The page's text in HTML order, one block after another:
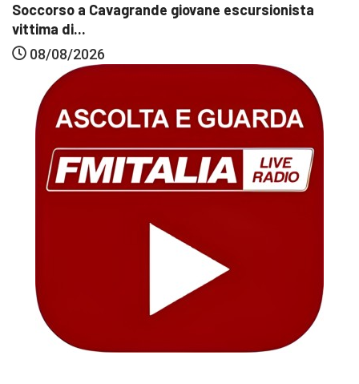
Soccorso a Cavagrande giovane escursionista
vittima di...
08/08/2026